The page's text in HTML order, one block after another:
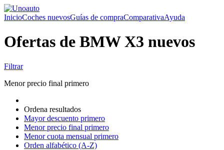
InicioCoches nuevosGuías de compraComparativaAyuda
Ofertas de BMW X3 nuevos
Filtrar
Menor precio final primero
Ordena resultados
Mayor descuento primero
Menor precio final primero
Menor cuota mensual primero
Orden alfabético (A-Z)